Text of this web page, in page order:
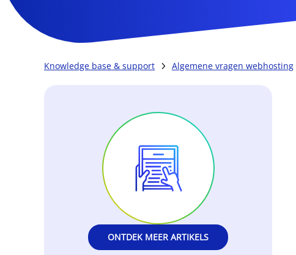
Knowledge base & support Algemene vragen webhosting
ONTDEK MEER ARTIKELS